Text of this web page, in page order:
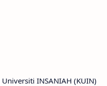
INSANIAH (KUIN)